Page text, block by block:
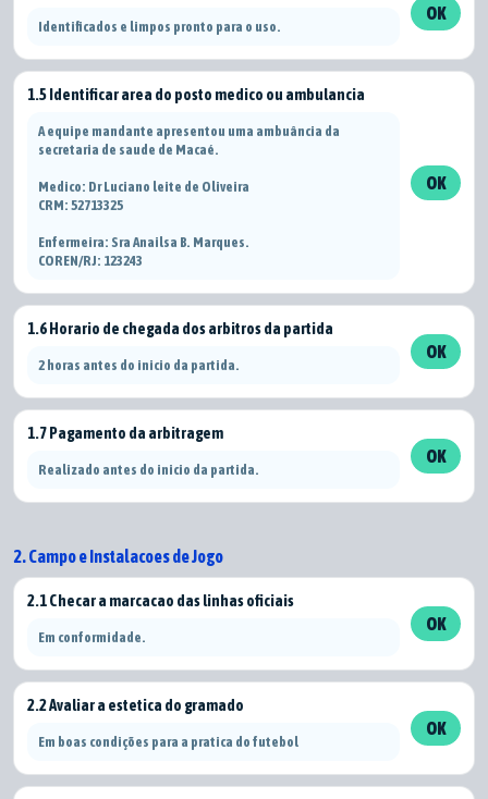
Identificados e limpos pronto para o uso.
OK
1.5 Identificar area do posto medico ou ambulancia
A equipe mandante apresentou uma ambuância da
secretaria de saude de Macaé.
Medico: Dr Luciano leite de Oliveira
CRM: 52713325
Enfermeira: Sra Anailsa B. Marques.
COREN/RJ: 123243
OK
1.6 Horario de chegada dos arbitros da partida
2 horas antes do inicio da partida.
OK
1.7 Pagamento da arbitragem
Realizado antes do inicio da partida.
OK
2. Campo e Instalacoes de Jogo
2.1 Checar a marcacao das linhas oficiais
Em conformidade.
OK
2.2 Avaliar a estetica do gramado
Em boas condições para a pratica do futebol
OK